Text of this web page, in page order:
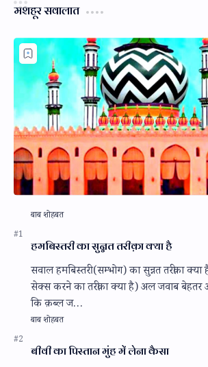
मशहूर सवालात
हमबिस्तरी का सुन्नत तरीक़ा क्या है
सवाल हमबिस्तरी (सम्भोग) का सुन्नत तरीक़ा क्या है, (यानी मियां बीवी के
सेक्स करने का तरीक़ा क्या है) अल जवाब बेहतर और सुन्नत तरीक़ा यह है
कि क़ब्ल ज…
बीवी का पिस्तान मुंह में लेना कैसा